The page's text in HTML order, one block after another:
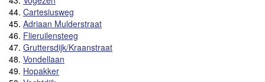
44. Cartesiusweg
45. Adriaan Mulderstraat
46. Flieruilensteeg
47. Gruttersdijk/Kraanstraat
48. Vondellaan
49. Hopakker